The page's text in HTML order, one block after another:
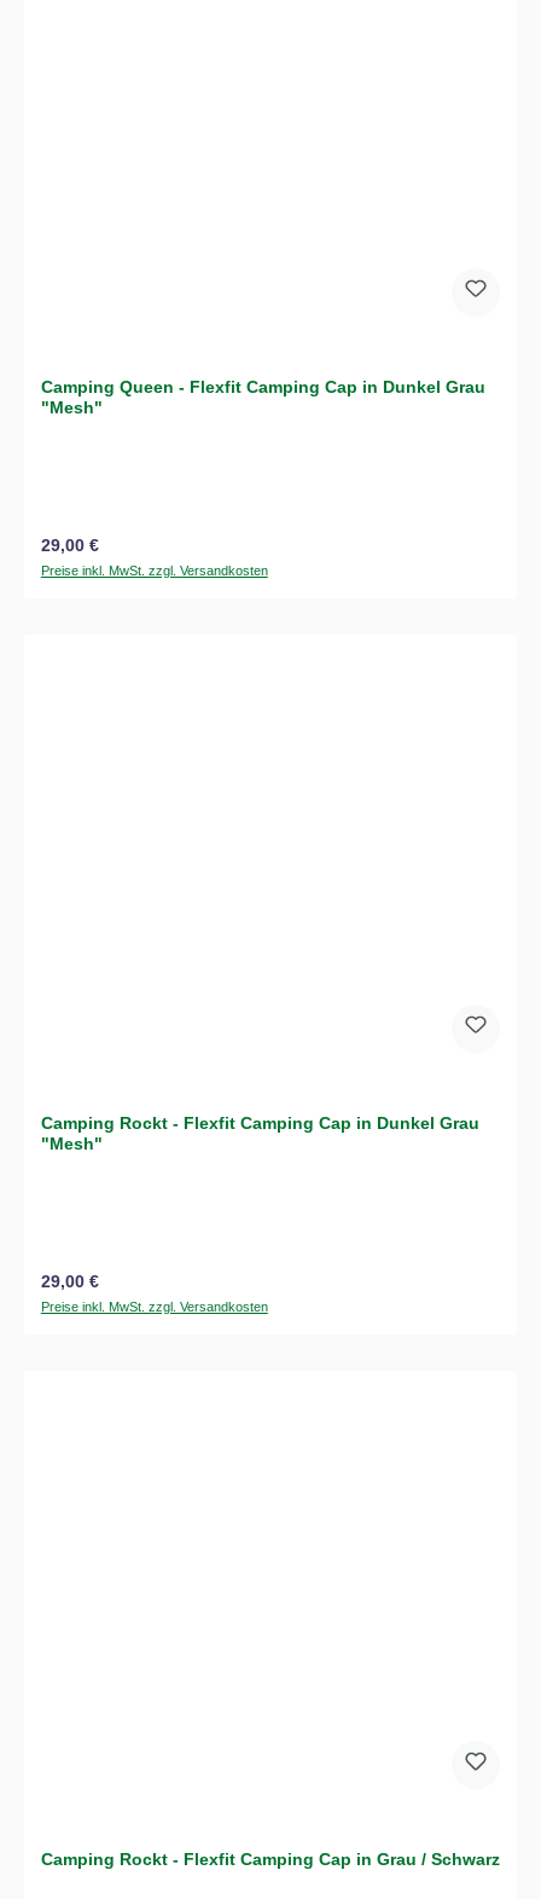
Camping Queen - Flexfit Camping Cap in Dunkel Grau
"Mesh"
Regulärer Preis:
29,00 €
Preise inkl. MwSt. zzgl. Versandkosten
Camping Rockt - Flexfit Camping Cap in Dunkel Grau
"Mesh"
Regulärer Preis:
29,00 €
Preise inkl. MwSt. zzgl. Versandkosten
Camping Rockt - Flexfit Camping Cap in Grau / Schwarz